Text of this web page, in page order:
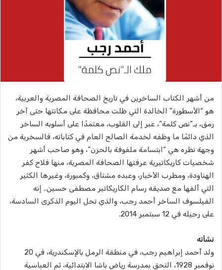
من أشهر الكتاب الساخرين في تاريخ الصحافة المصرية والعربية،
هو “الأسطورة” الخالدة التي ظلت محافظة على مكانتها حتى آخر
رمق، بـ”نص كلمة”، عبر إلى القلوب، معتمدًا على أسلوبه الساخر
الذي دائمًا ما وظفه لخدمة الصالح العام في كتاباته، فالسخرية من
وجهة نظره هي “ابتسامة ملفوفة بالحزن”، وهو صاحب أشهر
شخصيات كاريكاتيرية عرفتها الصحافة المصرية، منها فلاح كفر
الهناودة، ومطرب الأخبار، وعبده مشتاق، وكمبورة، وغيرها الكثير
التي ألفها مع صديقه رسام الكاريكاتير مصطفى حسين.. إنه
الفيلسوف الساخر أحمد رجب، والذي تحل اليوم الذكرى السادسة،
على رحيله في 12 سبتمبر 2014.
نشأته
ولد أحمد إبراهيم رجب، في منطقة الرمل بالإسكندرية، في 20
نوفمبر 1928، التحق بمدرسة رياض باشا الابتدائية، ثم العباسية